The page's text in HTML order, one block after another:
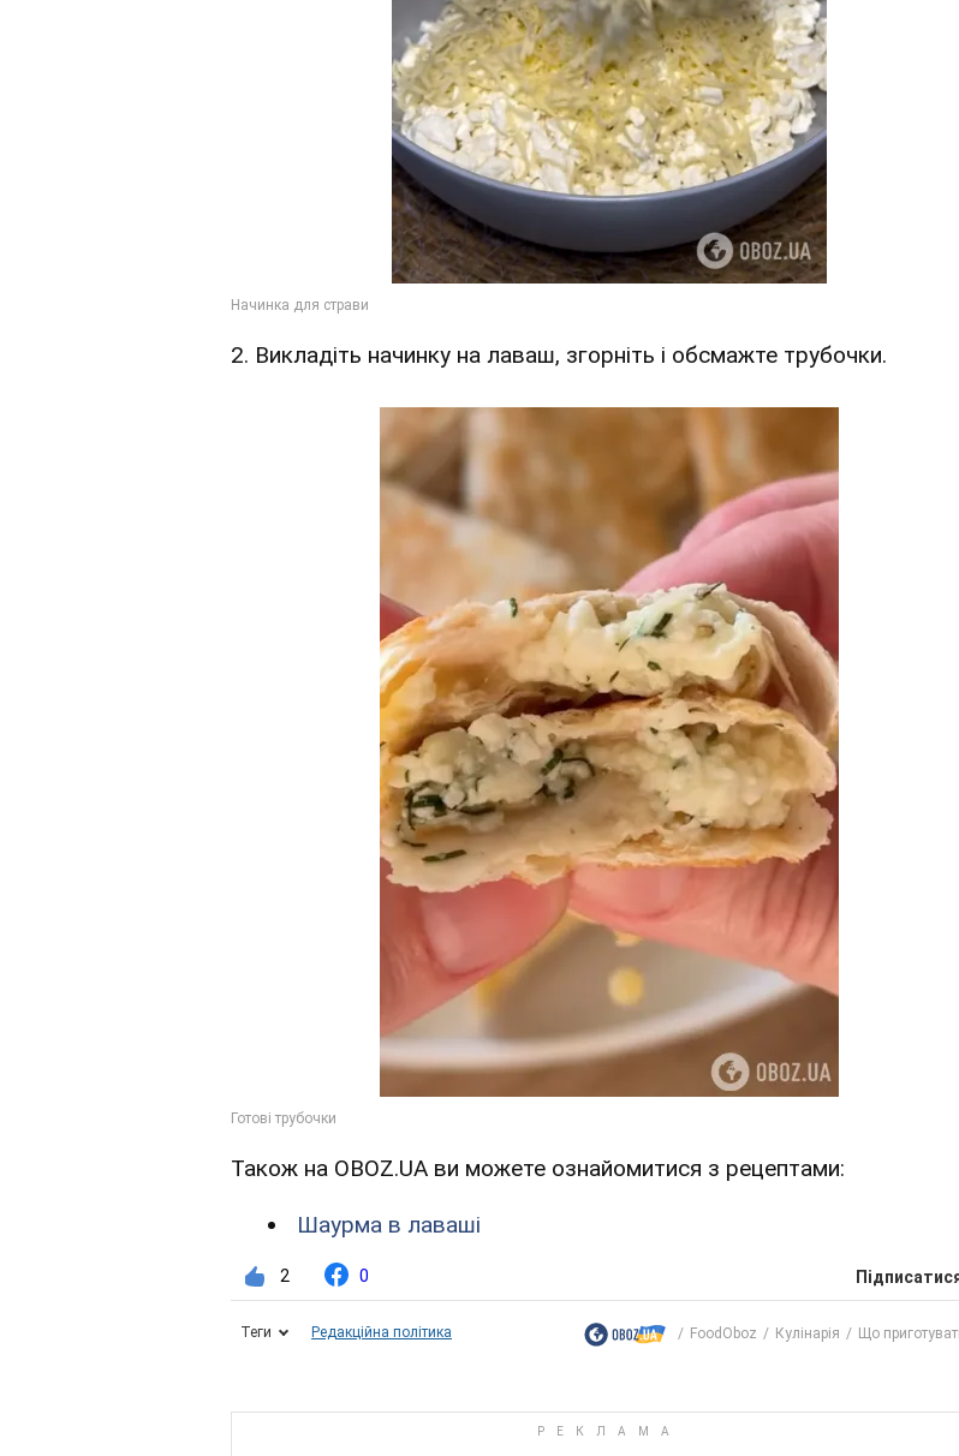
2. Викладіть начинку на лаваш, згорніть і обсмажте трубочки.
Також на OBOZ.UA ви можете ознайомитися з рецептами:
Шаурма в лаваші
2 0
Теги Редакційна політика FoodOboz Кулінарія Що